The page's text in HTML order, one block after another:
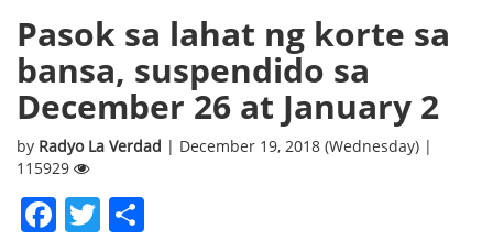
Pasok sa lahat ng korte sa
bansa, suspendido sa
December 26 at January 2
by Radyo La Verdad | December 19, 2018 (Wednesday) |
115929
Facebook
Twitter